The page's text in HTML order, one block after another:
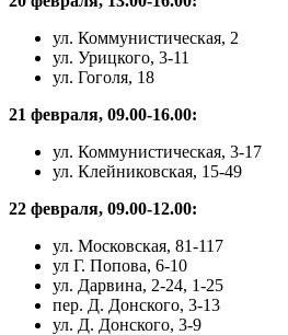
ул. Коммунистическая, 2
ул. Урицкого, 3-11
ул. Гоголя, 18
21 февраля, 09.00-16.00:
ул. Коммунистическая, 3-17
ул. Клейниковская, 15-49
22 февраля, 09.00-12.00:
ул. Московская, 81-117
ул Г. Попова, 6-10
ул. Дарвина, 2-24, 1-25
пер. Д. Донского, 3-13
ул. Д. Донского, 3-9